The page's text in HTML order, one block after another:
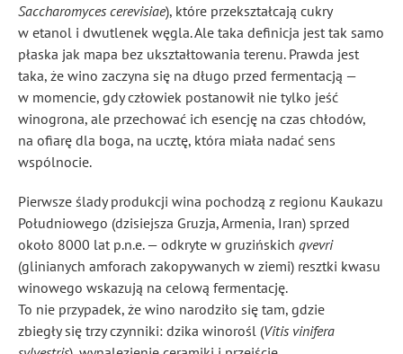
Saccharomyces cerevisiae), które przekształcają cukry
w etanol i dwutlenek węgla. Ale taka definicja jest tak samo
płaska jak mapa bez ukształtowania terenu. Prawda jest
taka, że wino zaczyna się na długo przed fermentacją —
w momencie, gdy człowiek postanowił nie tylko jeść
winogrona, ale przechować ich esencję na czas chłodów,
na ofiarę dla boga, na ucztę, która miała nadać sens
wspólnocie.
Pierwsze ślady produkcji wina pochodzą z regionu Kaukazu
Południowego (dzisiejsza Gruzja, Armenia, Iran) sprzed
około 8000 lat p.n.e. — odkryte w gruzińskich qvevri
(glinianych amforach zakopywanych w ziemi) resztki kwasu
winowego wskazują na celową fermentację.
To nie przypadek, że wino narodziło się tam, gdzie
zbiegły się trzy czynniki: dzika winorośl (Vitis vinifera